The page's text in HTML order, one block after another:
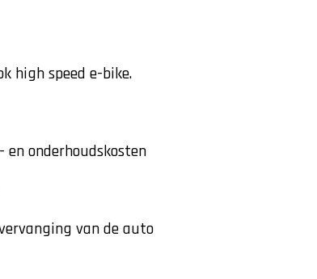
high speed e-bike.
en onderhoudskosten
van de auto